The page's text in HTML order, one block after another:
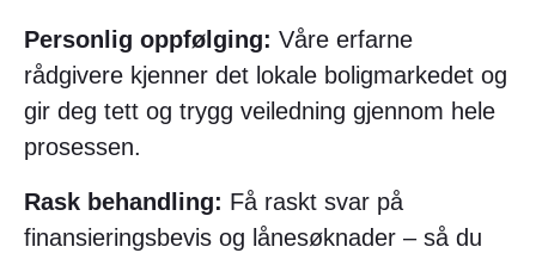
Personlig oppfølging: Våre erfarne
rådgivere kjenner det lokale boligmarkedet og
gir deg tett og trygg veiledning gjennom hele
prosessen.
Rask behandling: Få raskt svar på
finansieringsbevis og lånesøknader – så du